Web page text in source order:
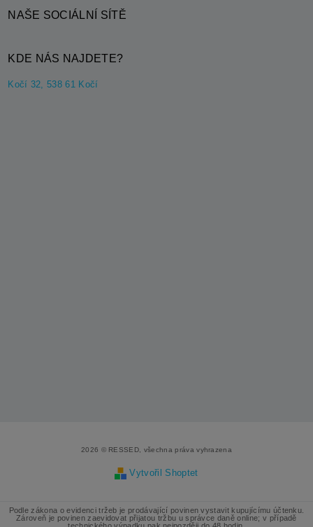
NAŠE SOCIÁLNÍ SÍTĚ
KDE NÁS NAJDETE?
Kočí 32, 538 61 Kočí
2026 © RESSED, všechna práva vyhrazena
Vytvořil Shoptet
Podle zákona o evidenci tržeb je prodávající povinen vystavit kupujícímu účtenku.
Zároveň je povinen zaevidovat přijatou tržbu u správce daně online; v případě